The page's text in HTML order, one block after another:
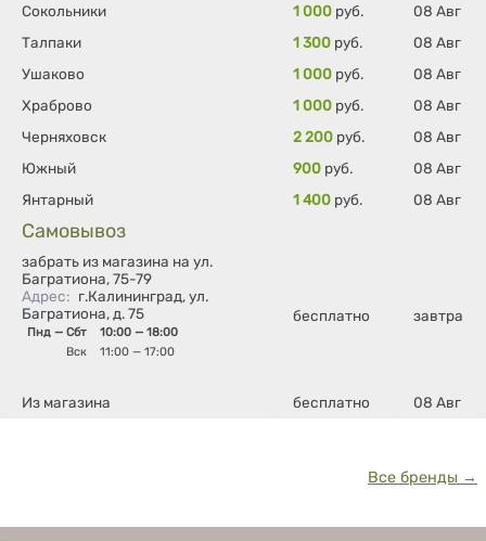
Сокольники
1 000 руб.
08 Авг
Талпаки
1 300 руб.
08 Авг
Ушаково
1 000 руб.
08 Авг
Храброво
1 000 руб.
08 Авг
Черняховск
2 200 руб.
08 Авг
Южный
900 руб.
08 Авг
Янтарный
1 400 руб. 08 Авг
Самовывоз
забрать из магазина на ул.
Багратиона, 75-79
Адрес: г.Калининград, ул.
Багратиона, д. 75
Пнд — Сбт
10:00 — 18:00
Вск
11:00 — 17:00
бесплатно завтра
Из магазина бесплатно 08 Авг
Все бренды →